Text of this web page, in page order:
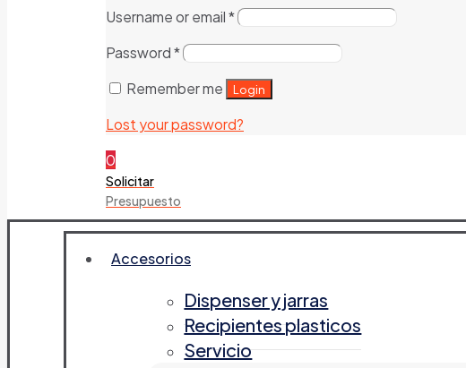
Username or email*
Password*
Remember me
Login
Lost your password?
0
Solicitar
Presupuesto
Accesorios
Dispenser y jarras
Recipientes plasticos
Servicio